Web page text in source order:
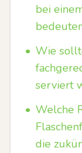
bei
• Wie
serviert
• Welche
die